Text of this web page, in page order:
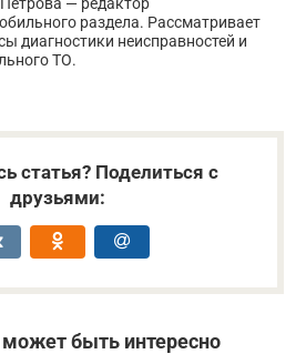
раздела. Рассматривает
диагностики неисправностей и
ТО.
статья? Поделиться с
друзьями:
быть интересно